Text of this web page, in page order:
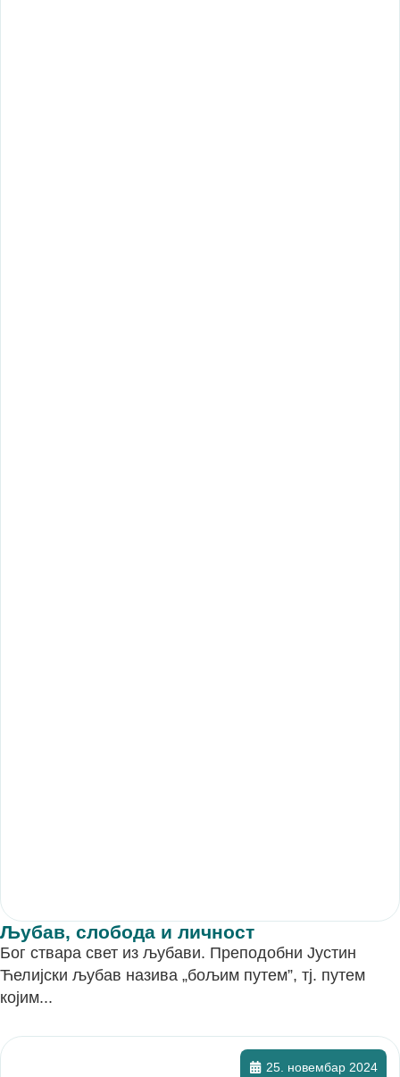
Љубав, слобода и личност
Бог ствара свет из љубави. Преподобни Јустин
Ћелијски љубав назива „бољим путем”, тј. путем
којим...
25. новембар 2024